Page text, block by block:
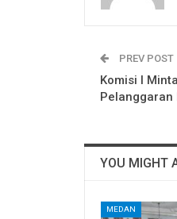
PREV POST
Komisi I
Pelanggaran
YOU MIGHT
MEDAN